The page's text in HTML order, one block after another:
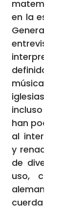
matemáticas,
en la escuela
General de
entrevista con
definido como
música
iglesias y lo
incluso he
han podido
al interpretar
y
de diversas
uso, como el
alemana-, el
cuerda griego,